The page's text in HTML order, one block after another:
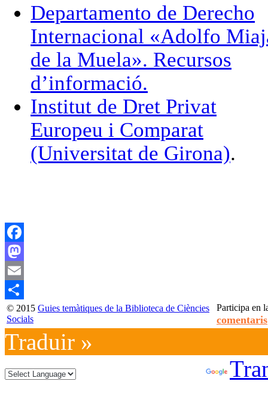
Departamento de Derecho
Internacional «Adolfo
de la Muela». Recursos
d’informació.
Institut de Dret Privat
Europeu i Comparat
(Universitat de Girona).
Facebook
Mastodon
Email
Compartir
© 2015 Guies temàtiques de la Biblioteca de Ciències
Socials
Participa en
comentaris
Traduir »